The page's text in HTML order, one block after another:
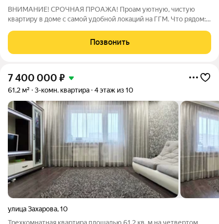
ВНИМАНИЕ! СРОЧНАЯ ПРОАЖА! Проам уютную, чистую
квартиру в доме с самой удобной локаций на ГГМ. Что рядом:
просторная кухня; отличный
Позвонить
7 400 000 ₽
61,2 м² 3-комн. квартира 4 этаж из 10
улица Захарова,10